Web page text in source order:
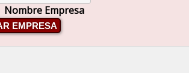
Nombre Empresa
EMPRESA